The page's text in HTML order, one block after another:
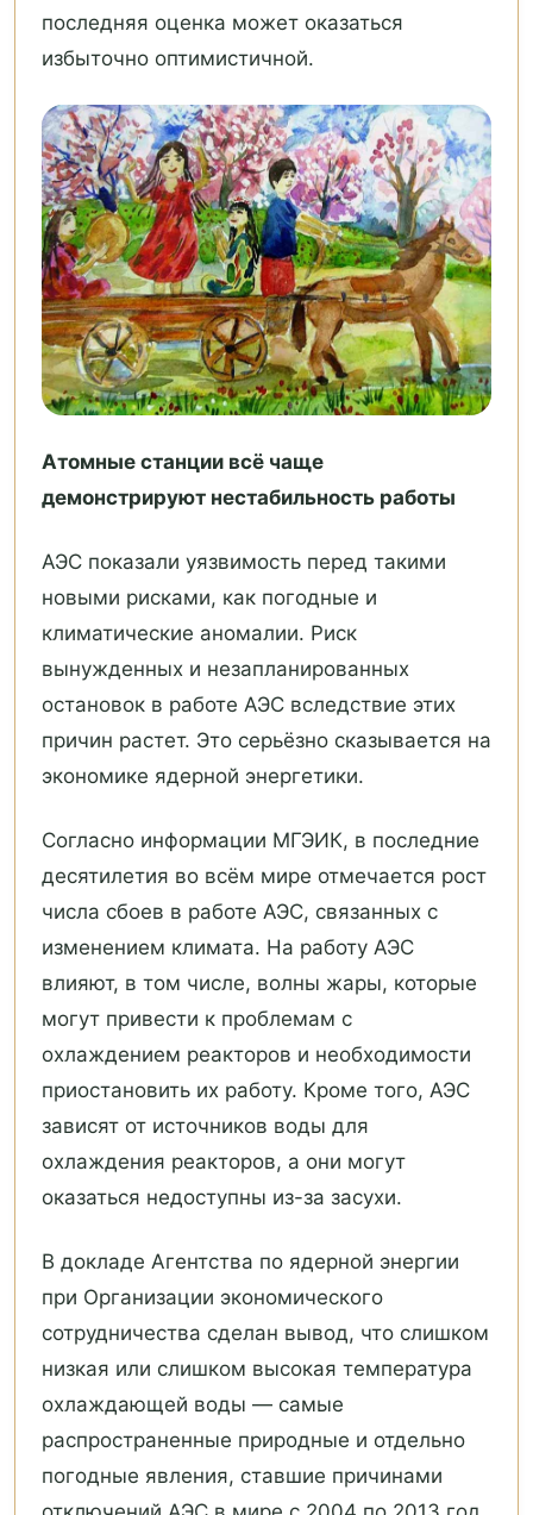
последняя оценка может оказаться
избыточно оптимистичной.
Атомные станции всё чаще
демонстрируют нестабильность работы
АЭС показали уязвимость перед такими
новыми рисками, как погодные и
климатические аномалии. Риск
вынужденных и незапланированных
остановок в работе АЭС вследствие этих
причин растет. Это серьёзно сказывается на
экономике ядерной энергетики.
Согласно информации МГЭИК, в последние
десятилетия во всём мире отмечается рост
числа сбоев в работе АЭС, связанных с
изменением климата. На работу АЭС
влияют, в том числе, волны жары, которые
могут привести к проблемам с
охлаждением реакторов и необходимости
приостановить их работу. Кроме того, АЭС
зависят от источников воды для
охлаждения реакторов, а они могут
оказаться недоступны из-за засухи.
В докладе Агентства по ядерной энергии
при Организации экономического
сотрудничества сделан вывод, что слишком
низкая или слишком высокая температура
охлаждающей воды — самые
распространенные природные и отдельно
погодные явления, ставшие причинами